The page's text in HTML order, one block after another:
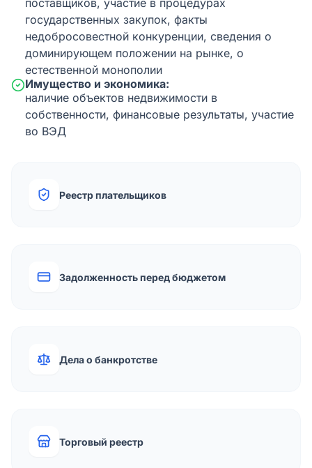
поставщиков, участие в процедурах
государственных закупок, факты
недобросовестной конкуренции, сведения о
доминирующем положении на рынке, о
естественной монополии
Имущество и экономика:
наличие объектов недвижимости в
собственности, финансовые результаты, участие
во ВЭД
Реестр плательщиков
Задолженность перед бюджетом
Дела о банкротстве
Торговый реестр